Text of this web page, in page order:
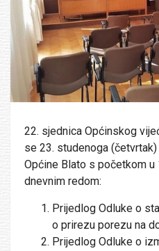
22. sjednica Općinskog
se 23. studenoga
Općine Blato s početkom
dnevnim redom:
Prijedlog Odluke o
o prirezu porezu na
Prijedlog Odluke o